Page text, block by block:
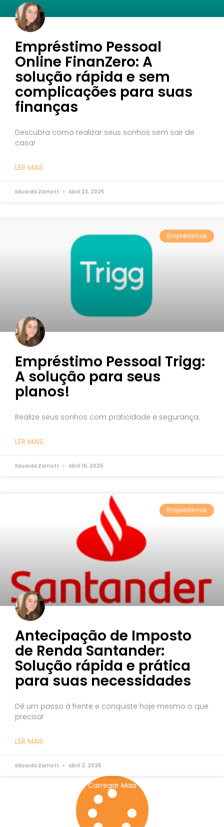
Empréstimo Pessoal
Online FinanZero: A
solução rápida e sem
complicações para suas
finanças
Descubra como realizar seus sonhos sem sair de
casa!
LER MAIS
Eduarda Zarnott Abril 23, 2025
Empréstimos
Empréstimo Pessoal Trigg:
A solução para seus
planos!
Realize seus sonhos com praticidade e segurança.
LER MAIS
Eduarda Zarnott Abril 16, 2025
Empréstimos
Antecipação de Imposto
de Renda Santander:
Solução rápida e prática
para suas necessidades
Dê um passo à frente e conquiste hoje mesmo o que
precisa!
LER MAIS
Eduarda Zarnott Abril 2, 2025
Carregar Mais